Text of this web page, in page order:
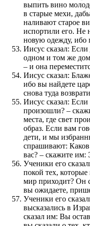
выпить вино
в старые мехи,
наливают старое
испортили его. Не
новую одежду, ибо
Иисус сказал:
одном и том же
– и она
Иисус сказал:
ибо вы найдете
снова туда
Иисус сказал:
произошли? –
места, где свет
образ. Если вам
дети, и мы
спрашивают:
вас? – скажите
Ученики его
покой тех,
мир приходит? Он
вы ожидаете,
Ученики его
высказались в
сказал им: Вы